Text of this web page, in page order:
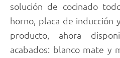
solución de cocinado
horno, placa de inducción
producto, ahora
acabados: blanco mate y